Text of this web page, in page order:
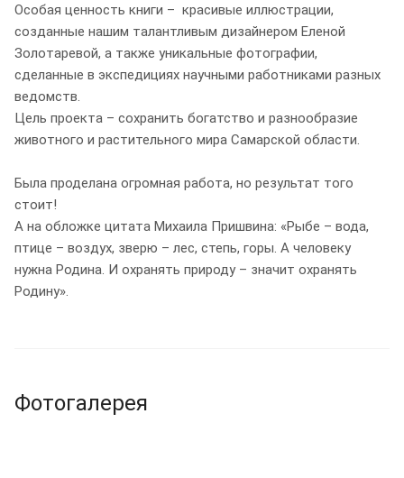
Особая ценность книги – красивые иллюстрации,
созданные нашим талантливым дизайнером Еленой
Золотаревой, а также уникальные фотографии,
сделанные в экспедициях научными работниками разных
ведомств.
Цель проекта – сохранить богатство и разнообразие
животного и растительного мира Самарской области.
Была проделана огромная работа, но результат того
стоит!
А на обложке цитата Михаила Пришвина: «Рыбе – вода,
птице – воздух, зверю – лес, степь, горы. А человеку
нужна Родина. И охранять природу – значит охранять
Родину».
Фотогалерея